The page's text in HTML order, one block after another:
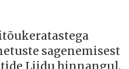
sagenemisest